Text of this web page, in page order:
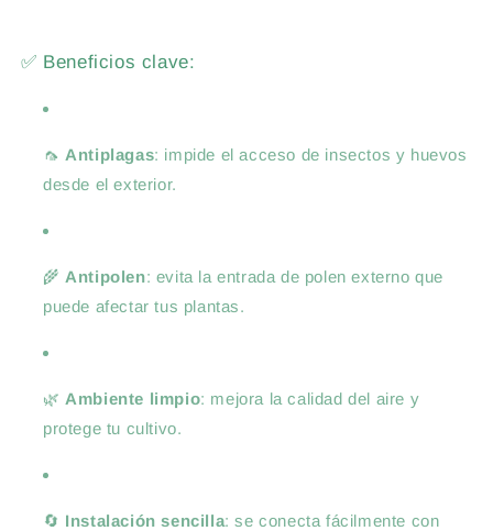
✅ Beneficios clave:
🦟 Antiplagas: impide el acceso de insectos y huevos
desde el exterior.
🌾 Antipolen: evita la entrada de polen externo que
puede afectar tus plantas.
🌿 Ambiente limpio: mejora la calidad del aire y
protege tu cultivo.
🔄 Instalación sencilla: se conecta fácilmente con